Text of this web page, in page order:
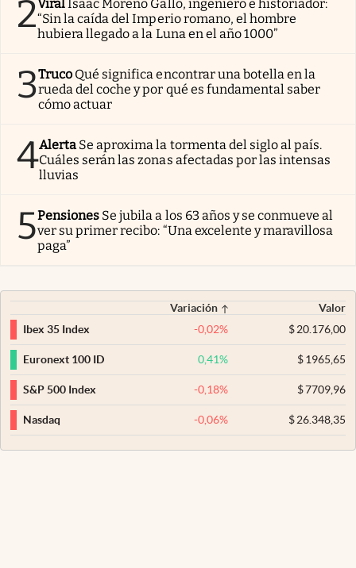
2Viral Isaac Moreno Gallo, ingeniero e historiador:
“Sin la caída del Imperio romano, el hombre
hubiera llegado a la Luna en el año 1000”
3Truco Qué significa encontrar una botella en la
rueda del coche y por qué es fundamental saber
cómo actuar
4Alerta Se aproxima la tormenta del siglo al país.
Cuáles serán las zonas afectadas por las intensas
lluvias
5Pensiones Se jubila a los 63 años y se conmueve al
ver su primer recibo: “Una excelente y maravillosa
paga”
Variación
Valor
Ibex 35 Index
-0,02% $20.176,00
Euronext 100 ID 0,41% $1965,65
S&P 500 Index -0,18% $7709,96
Nasdaq -0,06% $26.348,35